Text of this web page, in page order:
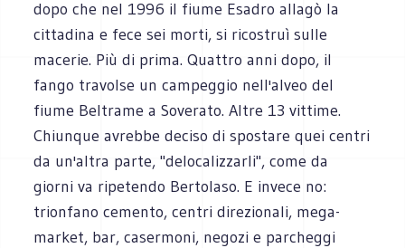
dopo che nel 1996 il fiume Esadro allagò la
cittadina e fece sei morti, si ricostruì sulle
macerie. Più di prima. Quattro anni dopo, il
fango travolse un campeggio nell'alveo del
fiume Beltrame a Soverato. Altre 13 vittime.
Chiunque avrebbe deciso di spostare quei centri
da un'altra parte, "delocalizzarli", come da
giorni va ripetendo Bertolaso. E invece no:
trionfano cemento, centri direzionali, mega-
market, bar, casermoni, negozi e parcheggi